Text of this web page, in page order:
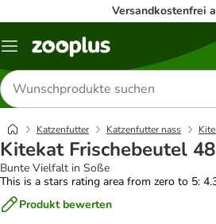
Versandkostenfrei
Menü
Produkte
suchen
Katzenfutter Katzenfutter nass
Kitekat Frischebeutel
Bunte Vielfalt in Soße
This is a stars rating area from zero to 5:
Produkt bewerten